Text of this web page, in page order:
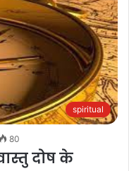
spiritual
80
दोष के